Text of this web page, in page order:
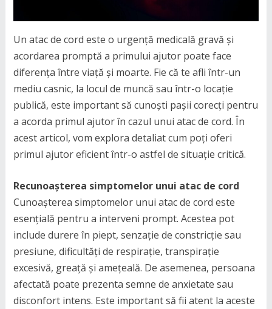
Un atac de cord este o urgență medicală gravă și
acordarea promptă a primului ajutor poate face
diferența între viață și moarte. Fie că te afli într-un
mediu casnic, la locul de muncă sau într-o locație
publică, este important să cunoști pașii corecți pentru
a acorda primul ajutor în cazul unui atac de cord. În
acest articol, vom explora detaliat cum poți oferi
primul ajutor eficient într-o astfel de situație critică.
Recunoașterea simptomelor unui atac de cord
Cunoașterea simptomelor unui atac de cord este
esențială pentru a interveni prompt. Acestea pot
include durere în piept, senzație de constricție sau
presiune, dificultăți de respirație, transpirație
excesivă, greață și amețeală. De asemenea, persoana
afectată poate prezenta semne de anxietate sau
disconfort intens. Este important să fii atent la aceste